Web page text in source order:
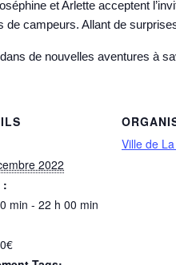
et Arlette acceptent
de campeurs. Allant de
de nouvelles aventures à
2022
:
min - 22 h 00 min
Ville de